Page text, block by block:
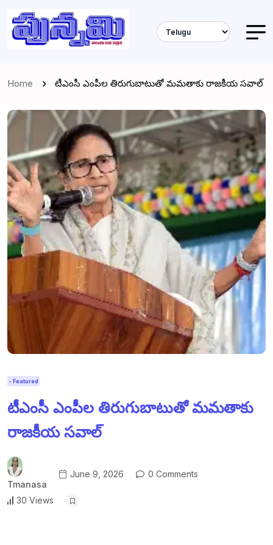
Home టీఎంసీ ఎంపీల తిరుగుబాటుతో మమతాకు రాజకీయ సవాల్
- Featured
టీఎంసీ ఎంపీల తిరుగుబాటుతో మమతాకు
రాజకీయ సవాల్
Tmanasa
June 9, 2026 0 Comments
30 Views